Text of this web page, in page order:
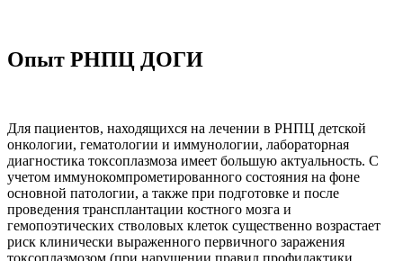
Опыт РНПЦ ДОГИ
Для пациентов, находящихся на лечении в РНПЦ детской
онкологии, гематологии и иммунологии, лабораторная
диагностика токсоплазмоза имеет большую актуальность. C
учетом иммунокомпрометированного состояния на фоне
основной патологии, а также при подготовке и после
проведения трансплантации костного мозга и
гемопоэтических стволовых клеток существенно возрастает
риск клинически выраженного первичного заражения
токсоплазмозом (при нарушении правил профилактики